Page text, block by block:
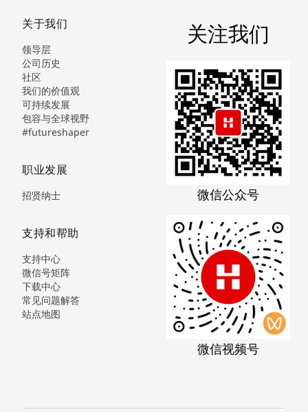
关于我们
领导层
公司历史
社区
我们的价值观
可持续发展
包容与全球视野
#futureshaper
职业发展
招贤纳士
支持和帮助
支持中心
微信号矩阵
下载中心
常见问题解答
站点地图
关注我们
微信公众号
微信视频号